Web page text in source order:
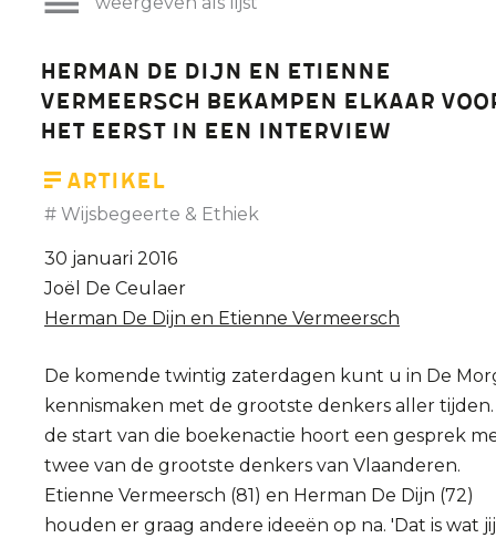
Herman De Dijn en Etienne
Vermeersch bekampen elkaar
het eerst in een interview
Artikel
Wijsbegeerte & Ethiek
30 januari 2016
Joël De Ceulaer
Herman De Dijn en Etienne Vermeersch
De komende twintig zaterdagen kunt u in De
kennismaken met de grootste denkers aller tijden.
de start van die boekenactie hoort een gesprek
twee van de grootste denkers van Vlaanderen.
Etienne Vermeersch (81) en Herman De Dijn (72)
houden er graag andere ideeën op na. 'Dat is wat jij